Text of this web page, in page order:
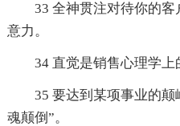
33 全神贯注对待你的
意力。
34 直觉是销售心理学上
35 要达到某项事业的
魂颠倒”。